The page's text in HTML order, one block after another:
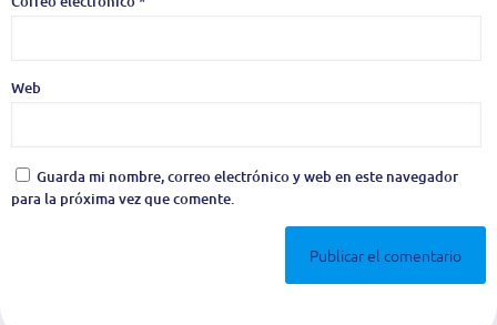
Web
Guarda mi nombre, correo electrónico y web en este navegador
para la próxima vez que comente.